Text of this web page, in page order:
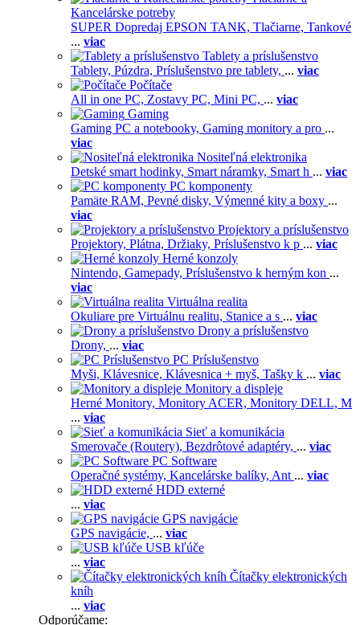
Kancelárske potreby
SUPER Dopredaj EPSON TANK, Tlačiarne, Tankové
... viac
Tablety a príslušenstvo
Tablety, Púzdra, Príslušenstvo pre tablety, ... viac
Počítače
All in one PC, Zostavy PC, Mini PC, ... viac
Gaming
Gaming PC a notebooky, Gaming monitory a pro ...
viac
Nositeľná elektronika
Detské smart hodinky, Smart náramky, Smart h ... viac
PC komponenty
Pamäte RAM, Pevné disky, Výmenné kity a boxy ...
viac
Projektory a príslušenstvo
Projektory, Plátna, Držiaky, Príslušenstvo k p ... viac
Herné konzoly
Nintendo, Gamepady, Príslušenstvo k herným kon ...
viac
Virtuálna realita
Okuliare pre Virtuálnu realitu, Stanice a s ... viac
Drony a príslušenstvo
Drony, ... viac
PC Príslušenstvo
Myši, Klávesnice, Klávesnica + myš, Tašky k ... viac
Monitory a displeje
Herné Monitory, Monitory ACER, Monitory DELL, M
... viac
Sieť a komunikácia
Smerovače (Routery), Bezdrôtové adaptéry, ... viac
PC Software
Operačné systémy, Kancelárske balíky, Ant ... viac
HDD externé
... viac
GPS navigácie
GPS navigácie, ... viac
USB kľúče
... viac
Čítačky elektronických
kníh
... viac
Odporúčame: